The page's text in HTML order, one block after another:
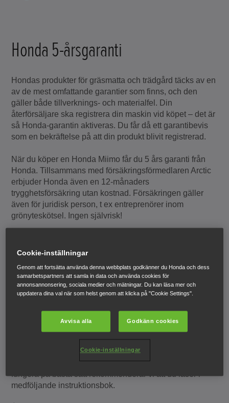
Honda 5-årsgaranti
Hondas produkter för gräsmatta och trädgård täcks av en
av de mest omfattande garantier som finns, och den
gäller både tillverknings- och materialfel. Din
återförsäljare ska registrera din maskin vid köpet – det är
så Honda-garantin aktiveras. Du får då ett garantibevis
som en bekräftelse på att din produkt blivit registrerad.
När du köper en Honda Miimo får du 5 års garanti från
Honda. Tillsammans med försäkringsförmedlaren Arctic
erbjuder Honda även en 12-månaders
trygghetsförsäkring utan kostnad. Försäkringen gäller
även för juridisk person, t ex entreprenörer inom
grönyteskötsel. Ingen självrisk!
(inklusive batteri) och batteridrivna produkter: 5 år,
startbatteri bensinprodukter = 2 år). Garantitid för
multiredskapstillbehör (Versatool): 2 år.
(inklusive batteri) och batteridrivna produkter: 1 år,
bensinprodukter = 1 år).
För din egen säkerhet och för att produkterna ska
fungera på bästa sätt rekommenderar vi att du läser i
medföljande instruktionsbok.
Cookie-inställningar
Genom att fortsätta använda denna webbplats godkänner du Honda och dess
samarbetspartners att samla in data och använda cookies för
annonsannonsering, sociala medier och mätningar. Du kan läsa mer och
uppdatera dina val när som helst genom att klicka på "Cookie Settings".
Avvisa alla Godkänn cookies
Cookie-inställningar